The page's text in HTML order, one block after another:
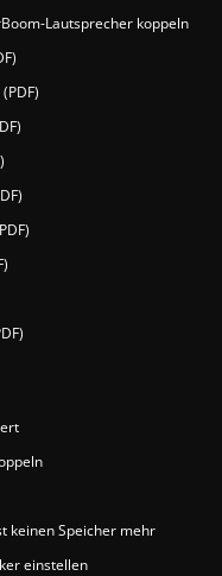
Lautsprecher koppeln
keinen Speicher mehr
einstellen